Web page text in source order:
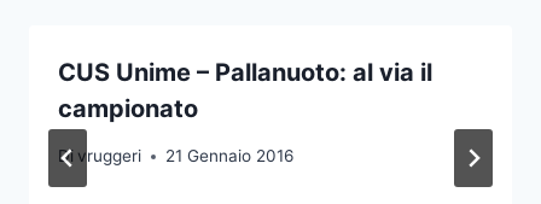
CUS Unime – Pallanuoto: al via il
campionato
Di vruggeri 21 Gennaio 2016